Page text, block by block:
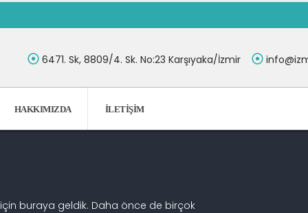
6471. Sk, 8809/4. Sk. No:23 Karşıyaka/İzmir
HAKKIMIZDA İLETIŞIM
için buraya geldik. Daha önce de birçok